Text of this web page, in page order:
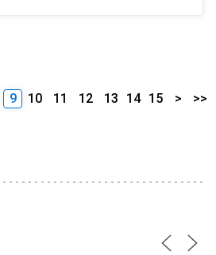
9 10 11 12 13 14 15 > >>